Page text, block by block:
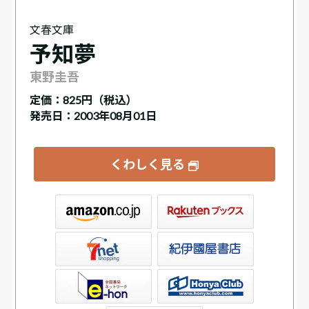
文春文庫
予知夢
東野圭吾
定価： 825円（税込）
発売日：2003年08月01日
くわしく見る
書店ウェブストア